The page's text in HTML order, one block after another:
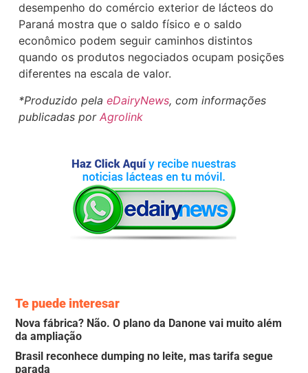
desempenho do comércio exterior de lácteos do
Paraná mostra que o saldo físico e o saldo
econômico podem seguir caminhos distintos
quando os produtos negociados ocupam posições
diferentes na escala de valor.
*Produzido pelaeDairyNews, com informações
publicadas porAgrolink
Te puede interesar
Nova fábrica? Não. O plano da Danone vai muito além
da ampliação
Brasil reconhece dumping no leite, mas tarifa segue
parada